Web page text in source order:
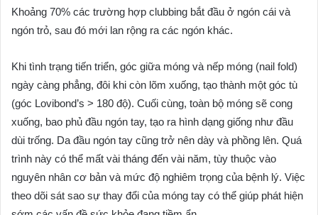
Khoảng 70% các trường hợp clubbing bắt đầu ở ngón cái và
ngón trỏ, sau đó mới lan rộng ra các ngón khác.
Khi tình trạng tiến triển, góc giữa móng và nếp móng (nail fold)
ngày càng phẳng, đôi khi còn lõm xuống, tạo thành một góc tù
(góc Lovibond’s > 180 độ). Cuối cùng, toàn bộ móng sẽ cong
xuống, bao phủ đầu ngón tay, tạo ra hình dạng giống như đầu
dùi trống. Da đầu ngón tay cũng trở nên dày và phồng lên. Quá
trình này có thể mất vài tháng đến vài năm, tùy thuộc vào
nguyên nhân cơ bản và mức độ nghiêm trọng của bệnh lý. Việc
theo dõi sát sao sự thay đổi của móng tay có thể giúp phát hiện